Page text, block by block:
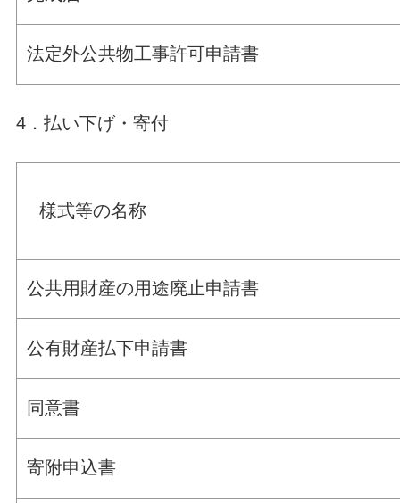
法定外公共物工事許可申請書
4．払い下げ・寄付
様式等の名称
公共用財産の用途廃止申請書
公有財産払下申請書
同意書
寄附申込書